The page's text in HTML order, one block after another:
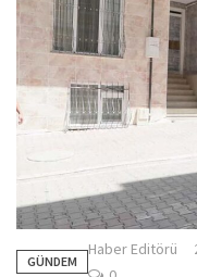
GÜNDEM
Haber Editörü